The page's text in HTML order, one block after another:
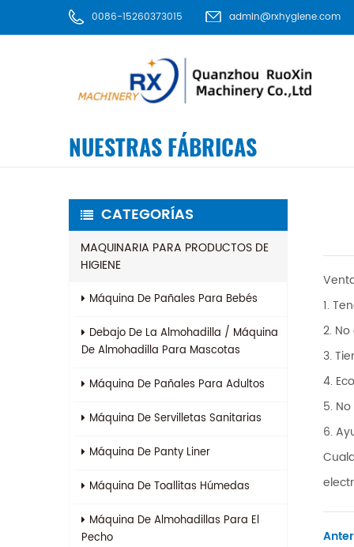
0086-15260373015 admin@rxhygiene.com
NUESTRAS FÁBRICAS
CATEGORÍAS
MAQUINARIA PARA PRODUCTOS DE
HIGIENE
Máquina De Pañales Para Bebés
Debajo De La Almohadilla / Máquina
De Almohadilla Para Mascotas
Máquina De Pañales Para Adultos
Máquina De Servilletas Sanitarias
Máquina De Panty Liner
Máquina De Toallitas Húmedas
Máquina De Almohadillas Para El
Pecho
1.
2.
3.
4.
5.
6.